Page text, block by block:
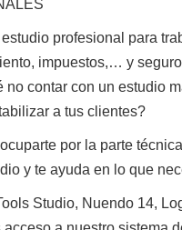
profesional para
impuestos,… y
no contar con un estudio
a tus clientes?
por la parte
y te ayuda en lo que
Studio, Nuendo 14,